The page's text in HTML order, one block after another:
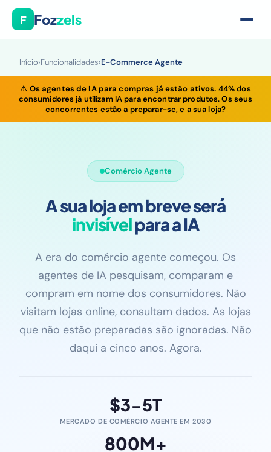
F Fozzels
Início›Funcionalidades›E-Commerce Agente
⚠ Os agentes de IA para compras já estão ativos. 44% dos
consumidores já utilizam IA para encontrar produtos. Os seus
concorrentes estão a preparar-se, e a sua loja?
Comércio Agente
A sua loja em breve será
invisívelpara a IA
A era do comércio agente começou. Os
agentes de IA pesquisam, comparam e
compram em nome dos consumidores. Não
visitam lojas online, consultam dados. As lojas
que não estão preparadas são ignoradas. Não
daqui a cinco anos. Agora.
$3-5T
MERCADO DE COMÉRCIO AGENTE EM 2030
800M+